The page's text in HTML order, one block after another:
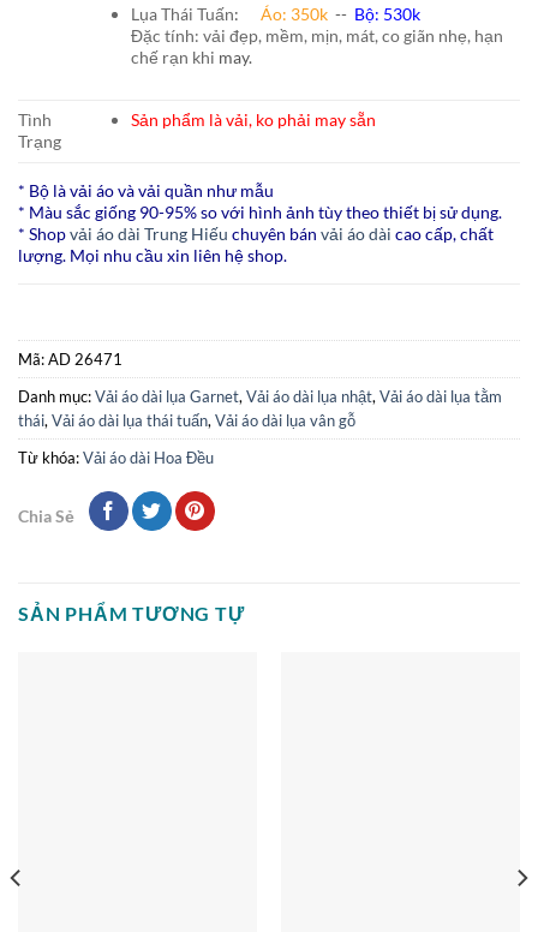
Lụa Thái Tuấn: Áo: 350k-- Bộ: 530k
Đặc tính: vải đẹp, mềm, mịn, mát, co giãn nhẹ, hạn
chế rạn khi may.
Tình
Trạng
Sản phẩm là vải, ko phải may sẵn
* Bộ là vải áo và vải quần như mẫu
* Màu sắc giống 90-95% so với hình ảnh tùy theo thiết bị sử dụng.
* Shopvải áo dài Trung Hiếu chuyên bán vải áo dài cao cấp, chất
lượng. Mọi nhu cầu xin liên hệ shop.
Mã:AD 26471
Danh mục:Vải áo dài lụa Garnet, Vải áo dài lụa nhật, Vải áo dài lụa tằm
thái, Vải áo dài lụa thái tuấn, Vải áo dài lụa vân gỗ
Từ khóa:Vải áo dài Hoa Đều
Chia Sẻ
SẢN PHẨM TƯƠNG TỰ